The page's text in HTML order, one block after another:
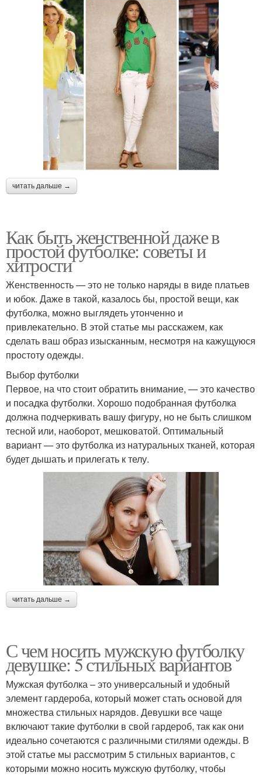
читать дальше →
Как быть женственной даже в
простой футболке: советы и
хитрости
Женственность — это не только наряды в виде платьев
и юбок. Даже в такой, казалось бы, простой вещи, как
футболка, можно выглядеть утонченно и
привлекательно. В этой статье мы расскажем, как
сделать ваш образ изысканным, несмотря на кажущуюся
простоту одежды.
Выбор футболки
Первое, на что стоит обратить внимание, — это качество
и посадка футболки. Хорошо подобранная футболка
должна подчеркивать вашу фигуру, но не быть слишком
тесной или, наоборот, мешковатой. Оптимальный
вариант — это футболка из натуральных тканей, которая
будет дышать и прилегать к телу.
читать дальше →
С чем носить мужскую футболку
девушке: 5 стильных вариантов
Мужская футболка – это универсальный и удобный
элемент гардероба, который может стать основой для
множества стильных нарядов. Девушки все чаще
включают такие футболки в свой гардероб, так как они
идеально сочетаются с различными стилями одежды. В
этой статье мы рассмотрим 5 стильных вариантов, с
которыми можно носить мужскую футболку, чтобы